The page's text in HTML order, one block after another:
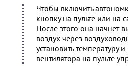
Чтобы включить
кнопку на пульте или на
После этого она начнет
воздух через
установить температуру
вентилятора на пульте